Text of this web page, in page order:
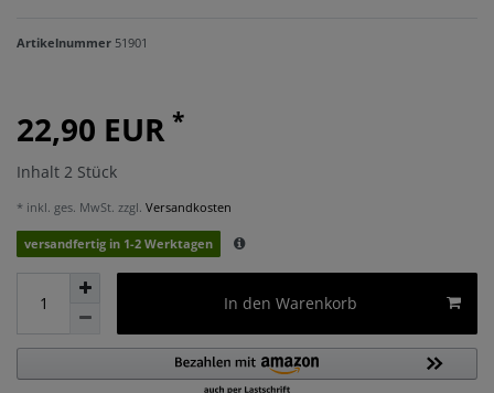
Artikelnummer 51901
22,90 EUR *
Inhalt 2 Stück
* inkl. ges. MwSt. zzgl. Versandkosten
versandfertig in 1-2 Werktagen
In den Warenkorb